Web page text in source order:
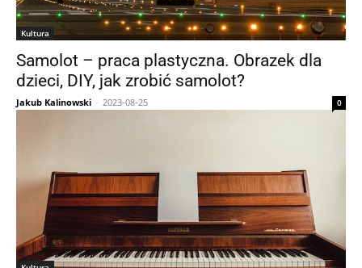
Kultura
Samolot – praca plastyczna. Obrazek dla
dzieci, DIY, jak zrobić samolot?
Jakub Kalinowski - 2023-08-25 0